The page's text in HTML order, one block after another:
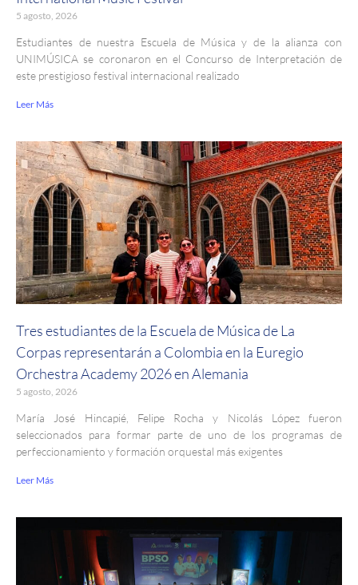
5 agosto, 2026
Estudiantes de nuestra Escuela de Música y de la alianza con
UNIMÚSICA se coronaron en el Concurso de Interpretación de
este prestigioso festival internacional realizado
Leer Más
Tres estudiantes de la Escuela de Música de La
Corpas representarán a Colombia en la Euregio
Orchestra Academy 2026 en Alemania
5 agosto, 2026
María José Hincapié, Felipe Rocha y Nicolás López fueron
seleccionados para formar parte de uno de los programas de
perfeccionamiento y formación orquestal más exigentes
Leer Más